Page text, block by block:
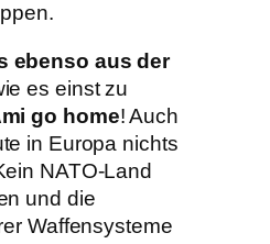
ebenso aus der
es einst zu
go home! Auch
in Europa nichts
NATO-Land
und die
Waffensysteme